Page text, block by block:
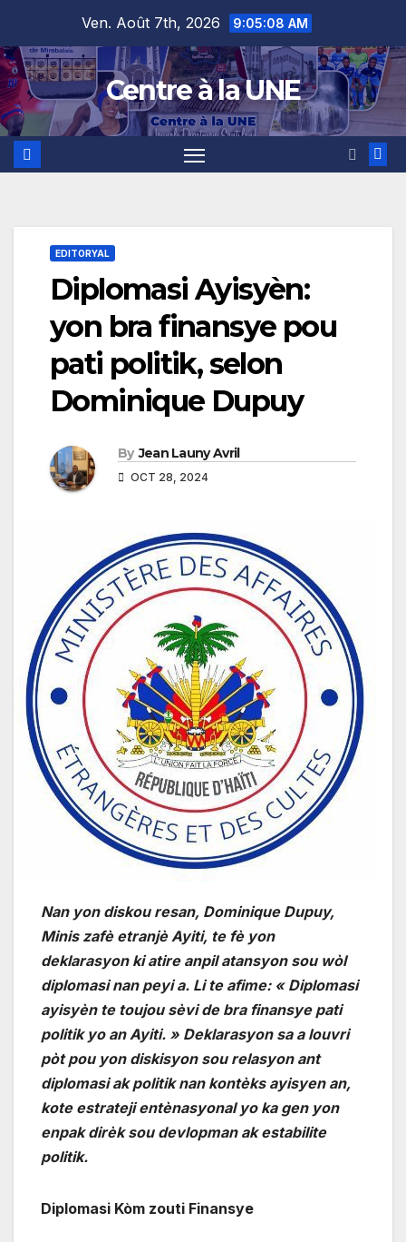
content
Ven. Août 7th, 2026 9:05:09 AM
Centre à la UNE
EDITORYAL
Diplomasi Ayisyèn:
yon bra finansye pou
pati politik, selon
Dominique Dupuy
By Jean Launy Avril
OCT 28, 2024
Nan yon diskou resan, Dominique Dupuy,
Minis zafè etranjè Ayiti, te fè yon
deklarasyon ki atire anpil atansyon sou wòl
diplomasi nan peyi a. Li te afime: « Diplomasi
ayisyèn te toujou sèvi de bra finansye pati
politik yo an Ayiti. » Deklarasyon sa a louvri
pòt pou yon diskisyon sou relasyon ant
diplomasi ak politik nan kontèks ayisyen an,
kote estrateji entènasyonal yo ka gen yon
enpak dirèk sou devlopman ak estabilite
politik.
Diplomasi Kòm zouti Finansye